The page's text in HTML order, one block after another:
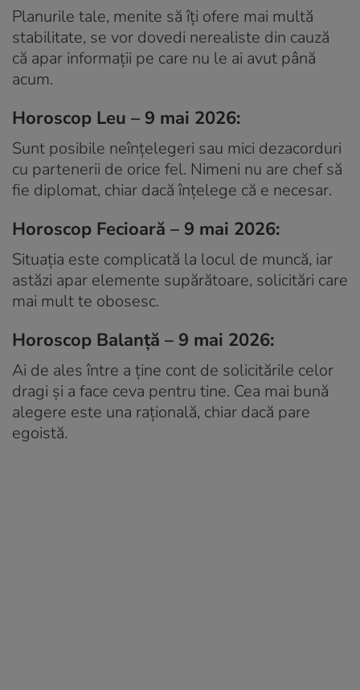
Planurile tale, menite să îți ofere mai multă
stabilitate, se vor dovedi nerealiste din cauză
că apar informații pe care nu le ai avut până
acum.
Horoscop Leu – 9 mai 2026:
Sunt posibile neînțelegeri sau mici dezacorduri
cu partenerii de orice fel. Nimeni nu are chef să
fie diplomat, chiar dacă înțelege că e necesar.
Horoscop Fecioară – 9 mai 2026:
Situația este complicată la locul de muncă, iar
astăzi apar elemente supărătoare, solicitări care
mai mult te obosesc.
Horoscop Balanță – 9 mai 2026:
Ai de ales între a ține cont de solicitările celor
dragi și a face ceva pentru tine. Cea mai bună
alegere este una rațională, chiar dacă pare
egoistă.